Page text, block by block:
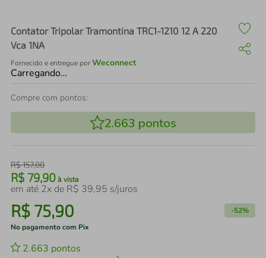
Contator Tripolar Tramontina TRC1-1210 12 A 220
Vca 1NA
Fornecido e entregue porWeconnect
Carregando…
Compre com pontos:
2.663 pontos
R$157,00
R$ 79,90 à vista
em até 2x de R$ 39,95 s/juros
R$ 75,90 -52%
No pagamento com Pix
2.663 pontos